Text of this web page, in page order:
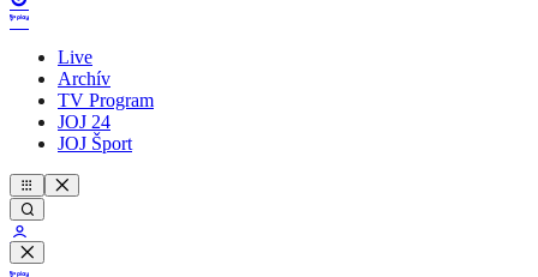
Live
Archív
TV Program
JOJ 24
JOJ Šport